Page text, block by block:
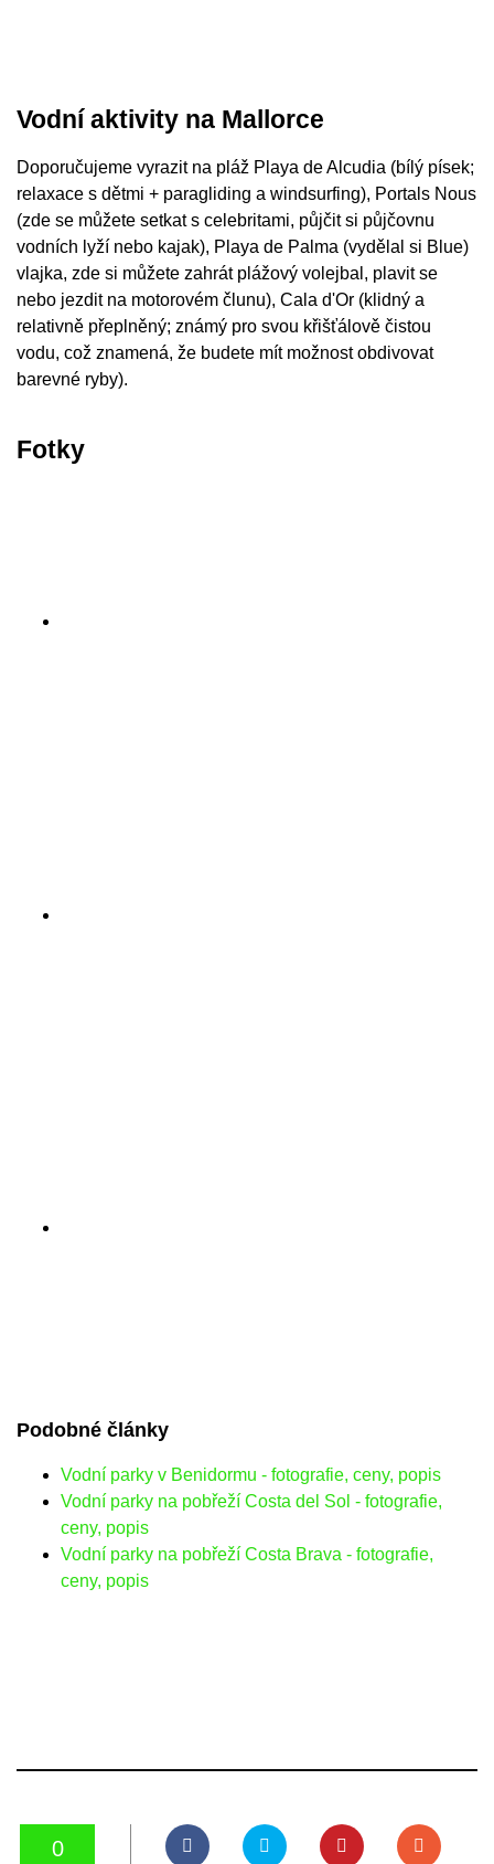
Vodní aktivity na Mallorce
Doporučujeme vyrazit na pláž Playa de Alcudia (bílý písek;
relaxace s dětmi + paragliding a windsurfing), Portals Nous
(zde se můžete setkat s celebritami, půjčit si půjčovnu
vodních lyží nebo kajak), Playa de Palma (vydělal si Blue)
vlajka, zde si můžete zahrát plážový volejbal, plavit se
nebo jezdit na motorovém člunu), Cala d'Or (klidný a
relativně přeplněný; známý pro svou křišťálově čistou
vodu, což znamená, že budete mít možnost obdivovat
barevné ryby).
Fotky
Podobné články
Vodní parky v Benidormu - fotografie, ceny, popis
Vodní parky na pobřeží Costa del Sol - fotografie,
ceny, popis
Vodní parky na pobřeží Costa Brava - fotografie,
ceny, popis
0